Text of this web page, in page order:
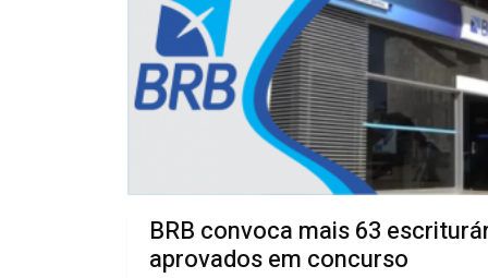
BRB convoca mais 63
aprovados em concurso